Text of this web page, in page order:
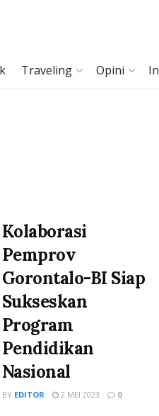
Traveling Opini
Kolaborasi
Pemprov
Gorontalo-BI Siap
Sukseskan
Program
Pendidikan
Nasional
BY EDITOR 2 MEI 2023 0